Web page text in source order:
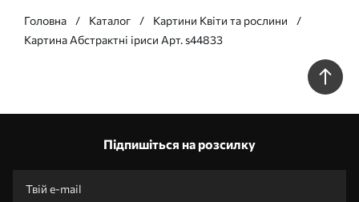
Головна Каталог
Картини Квіти та рослини
Картина Абстрактні іриси Арт. s44833
Підпишіться на розсилку